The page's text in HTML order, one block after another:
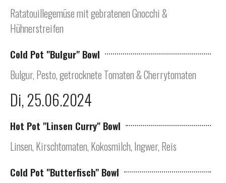
Ratatouillegemüse mit gebratenen Gnocchi &
Hühnerstreifen
Cold Pot "Bulgur" Bowl
Bulgur, Pesto, getrocknete Tomaten & Cherrytomaten
Di, 25.06.2024
Hot Pot "Linsen Curry" Bowl
Linsen, Kirschtomaten, Kokosmilch, Ingwer, Reis
Cold Pot "Butterfisch" Bowl